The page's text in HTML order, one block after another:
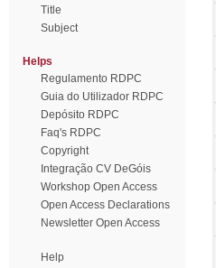
Title
Subject
Helps
Regulamento RDPC
Guia do Utilizador RDPC
Depósito RDPC
Faq's RDPC
Copyright
Integração CV DeGóis
Workshop Open Access
Open Access Declarations
Newsletter Open Access
Help